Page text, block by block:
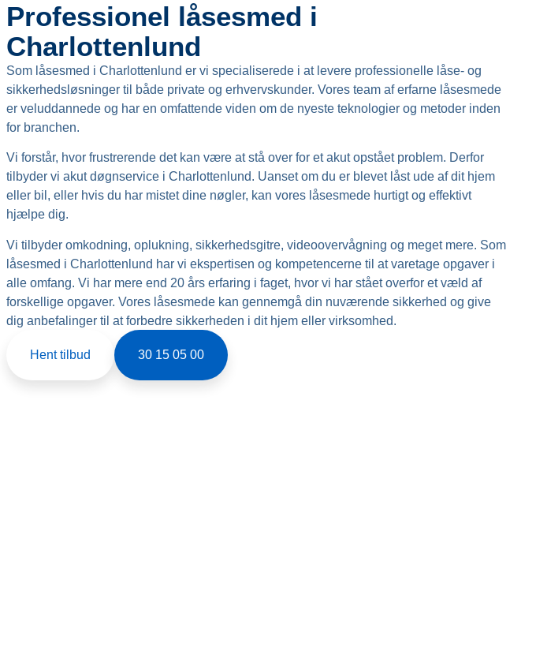
Professionel låsesmed i
Charlottenlund
Som låsesmed i Charlottenlund er vi specialiserede i at levere professionelle låse- og
sikkerhedsløsninger til både private og erhvervskunder. Vores team af erfarne låsesmede
er veluddannede og har en omfattende viden om de nyeste teknologier og metoder inden
for branchen.
Vi forstår, hvor frustrerende det kan være at stå over for et akut opstået problem. Derfor
tilbyder vi akut døgnservice i Charlottenlund. Uanset om du er blevet låst ude af dit hjem
eller bil, eller hvis du har mistet dine nøgler, kan vores låsesmede hurtigt og effektivt
hjælpe dig.
Vi tilbyder omkodning, oplukning, sikkerhedsgitre, videoovervågning og meget mere. Som
låsesmed i Charlottenlund har vi ekspertisen og kompetencerne til at varetage opgaver i
alle omfang. Vi har mere end 20 års erfaring i faget, hvor vi har stået overfor et væld af
forskellige opgaver. Vores låsesmede kan gennemgå din nuværende sikkerhed og give
dig anbefalinger til at forbedre sikkerheden i dit hjem eller virksomhed.
Hent tilbud 30 15 05 00